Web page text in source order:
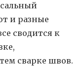
и разные
сводится к
сварке швов.